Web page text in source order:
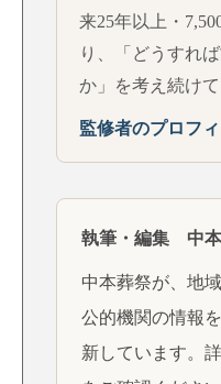
来25年以上・
り、「どうすれ
か」を考え続けて
監修者のプロフ
執筆・編集 中
中本葬祭が、地
公的機関の情報
新しています。